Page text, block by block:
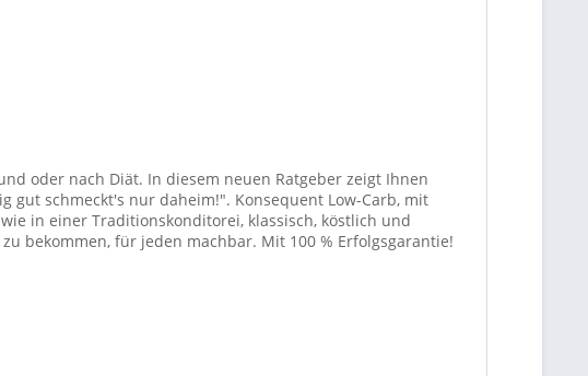
oder nach Diät. In diesem neuen Ratgeber zeigt Ihnen
schmeckt's nur daheim!". Konsequent Low-Carb, mit
in einer Traditionskonditorei, klassisch, köstlich und
bekommen, für jeden machbar. Mit 100 % Erfolgsgarantie!